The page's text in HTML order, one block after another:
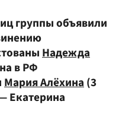
группы объявили
Надежда
в РФ
Мария Алёхина(3
Екатерина